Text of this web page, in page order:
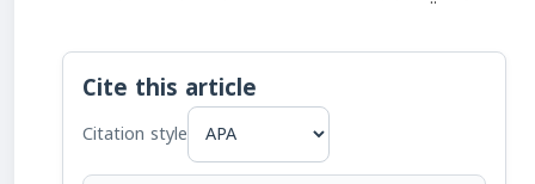
Cite this article
Citation style